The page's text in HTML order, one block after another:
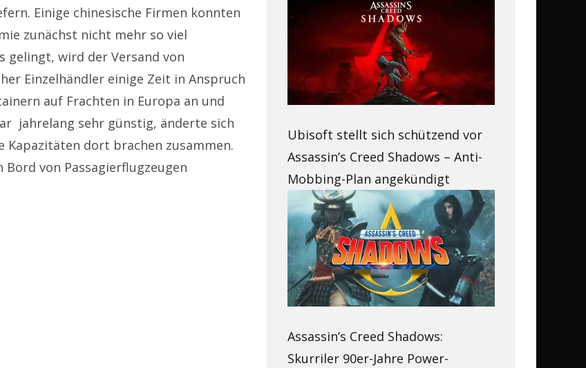
Einige chinesische Firmen konnten
zunächst nicht mehr so viel
gelingt, wird der Versand von
Einzelhändler einige Zeit in Anspruch
auf Frachten in Europa an und
jahrelang sehr günstig, änderte sich
dort brachen zusammen.
von Passagierflugzeugen
Ubisoft stellt sich schützend vor
Assassin’s Creed Shadows – Anti-
Mobbing-Plan angekündigt
Assassin’s Creed Shadows:
Skurriler 90er-Jahre Power-